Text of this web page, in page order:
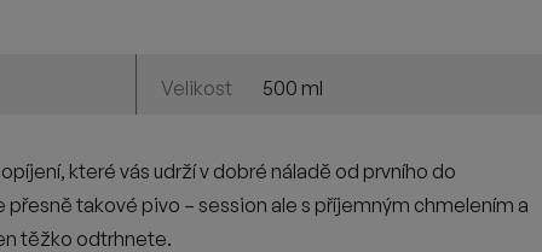
Velikost 500 ml
které vás udrží v dobré náladě od prvního do
přesně takové pivo – session ale s příjemným chmelením a
těžko odtrhnete.